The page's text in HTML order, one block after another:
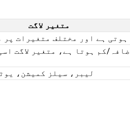
متغیر لاگت
ہے اور مختلف متغیرات پر
کم ہوتا ہے، متغیر لاگت
لیبر، سیلز کمیشن،